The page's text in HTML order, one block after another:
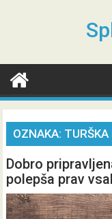
OZNAKA: TURŠKA
Dobro
polepša prav